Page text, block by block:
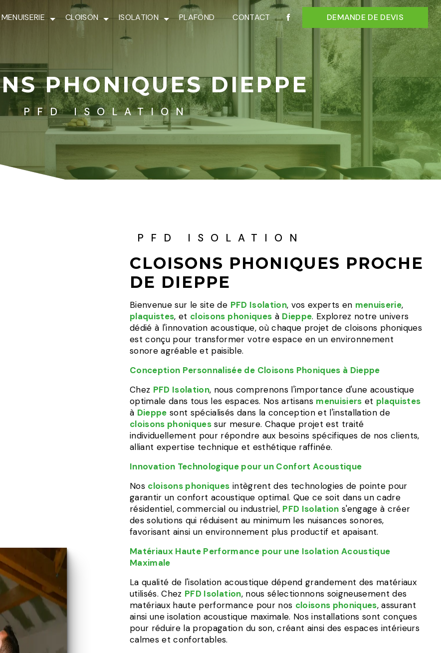
MENUISERIE CLOISON ISOLATION PLAFOND CONTACT DEMANDE DE DEVIS
PHONIQUES DIEPPE
PFD ISOLATION
PFD ISOLATION
CLOISONS PHONIQUES PROCHE
DE DIEPPE
Bienvenue sur le site de PFD Isolation, vos experts en menuiserie,
plaquistes, et cloisons phoniques à Dieppe. Explorez notre univers
dédié à l'innovation acoustique, où chaque projet de cloisons phoniques
est conçu pour transformer votre espace en un environnement
sonore agréable et paisible.
Conception Personnalisée de Cloisons Phoniques à Dieppe
Chez PFD Isolation, nous comprenons l'importance d'une acoustique
optimale dans tous les espaces. Nos artisans menuisiers et plaquistes
à Dieppe sont spécialisés dans la conception et l'installation de
cloisons phoniques sur mesure. Chaque projet est traité
individuellement pour répondre aux besoins spécifiques de nos clients,
alliant expertise technique et esthétique raffinée.
Innovation Technologique pour un Confort Acoustique
Nos cloisons phoniques intègrent des technologies de pointe pour
garantir un confort acoustique optimal. Que ce soit dans un cadre
résidentiel, commercial ou industriel, PFD Isolation s'engage à créer
des solutions qui réduisent au minimum les nuisances sonores,
favorisant ainsi un environnement plus productif et apaisant.
Matériaux Haute Performance pour une Isolation Acoustique
Maximale
La qualité de l'isolation acoustique dépend grandement des matériaux
utilisés. Chez PFD Isolation, nous sélectionnons soigneusement des
matériaux haute performance pour nos cloisons phoniques, assurant
ainsi une isolation acoustique maximale. Nos installations sont conçues
pour réduire la propagation du son, créant ainsi des espaces intérieurs
calmes et confortables.